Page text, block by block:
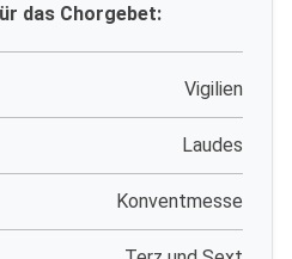
das Chorgebet:
Vigilien
Laudes
Konventmesse